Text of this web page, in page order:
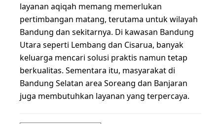
layanan aqiqah memang memerlukan
pertimbangan matang, terutama untuk wilayah
Bandung dan sekitarnya. Di kawasan Bandung
Utara seperti Lembang dan Cisarua, banyak
keluarga mencari solusi praktis namun tetap
berkualitas. Sementara itu, masyarakat di
Bandung Selatan area Soreang dan Banjaran
juga membutuhkan layanan yang terpercaya.